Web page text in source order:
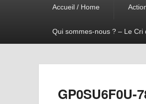
Accueil / Home
Qui sommes-nous ? – Le Cri
GP0SU6F0U-